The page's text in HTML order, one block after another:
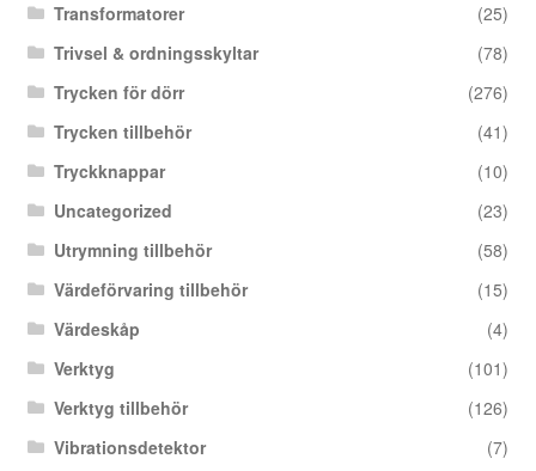
Transformatorer
(25)
Trivsel & ordningsskyltar
(78)
Trycken för dörr
(276)
Trycken tillbehör
(41)
Tryckknappar
(10)
Uncategorized
(23)
Utrymning tillbehör
(58)
Värdeförvaring tillbehör
(15)
Värdeskåp
(4)
Verktyg
(101)
Verktyg tillbehör
(126)
Vibrationsdetektor
(7)